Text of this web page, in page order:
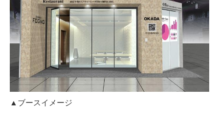
▲ブースイメージ